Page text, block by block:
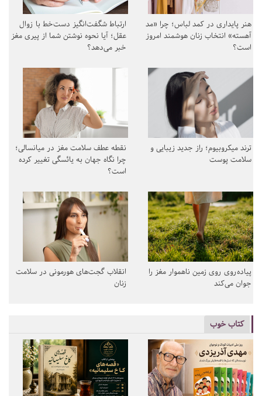
هنر پایداری در کمد لباس؛ چرا «مد
آهسته» انتخاب زنان هوشمند امروز
است؟
ارتباط شگفت‌انگیز دست‌خط با زوال
عقل؛ آیا نحوه نوشتن شما از پیری مغز
خبر می‌دهد؟
ترند میکروبیوم؛ راز جدید زیبایی و
سلامت پوست
نقطه عطف سلامت مغز در میانسالی؛
چرا نگاه جهان به یائسگی تغییر کرده
است؟
پیاده‌روی روی زمین ناهموار مغز را
جوان می‌کند
انقلاب گجت‌های هورمونی در سلامت
زنان
کتاب خوب